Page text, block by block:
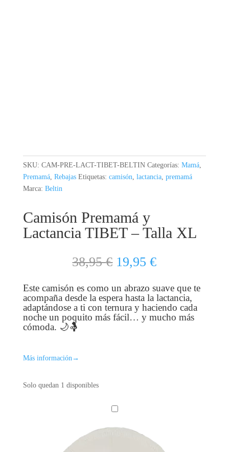
SKU: CAM-PRE-LACT-TIBET-BELTIN Categorías: Mamá,
Premamá, Rebajas Etiquetas: camisón lactancia, premamá
Marca: Beltin
Camisón Premamá y
Lactancia TIBET – Talla XL
38,95€ El
precio
original
era:
38,95 €.
19,95€El
actual
es:
19,95 €.
Este camisón es como un abrazo suave que te
acompaña desde la espera hasta la lactancia,
adaptándose a ti con ternura y haciendo cada
noche un poquito más fácil… y mucho más
cómoda. 🌙🤱
Más información →
Solo quedan 1 disponibles
P